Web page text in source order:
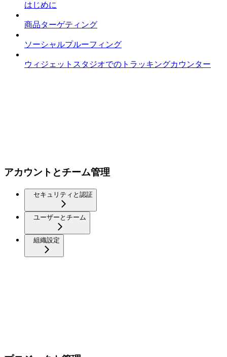
はじめに
商品ターゲティング
ソーシャルプルーフィング
ウィジェットスタジオでのトラッキングカウンター
アカウントとチーム管理
セキュリティと認証
ユーザーとチーム
組織設定